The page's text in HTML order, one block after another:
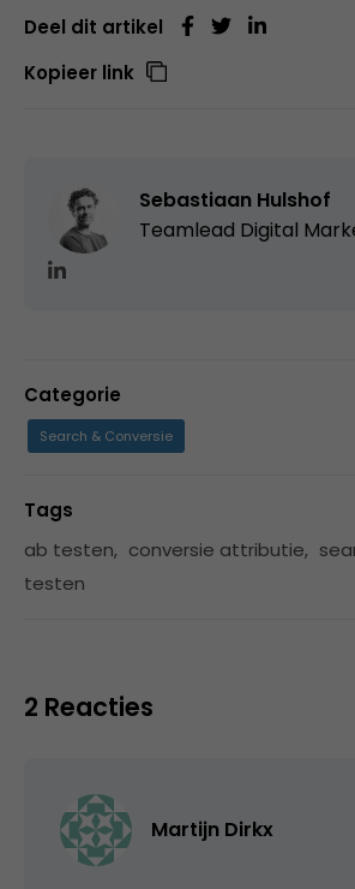
Deel dit artikel
Kopieer link
Sebastiaan Hulshof
Teamlead Digital
Categorie
Search & Conversie
Tags
ab testen, conversie attributie,
testen
2 Reacties
Martijn Dirkx